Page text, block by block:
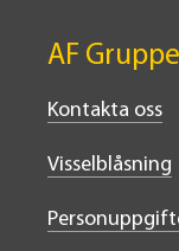
AF
Kontakta oss
Visselblåsning